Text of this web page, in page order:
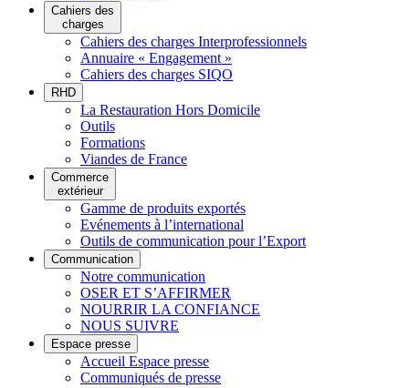
Cahiers des
charges
Cahiers des charges Interprofessionnels
Annuaire « Engagement »
Cahiers des charges SIQO
RHD
La Restauration Hors Domicile
Outils
Formations
Viandes de France
Commerce
extérieur
Gamme de produits exportés
Evénements à l’international
Outils de communication pour l’Export
Communication
Notre communication
OSER ET S’AFFIRMER
NOURRIR LA CONFIANCE
NOUS SUIVRE
Espace presse
Accueil Espace presse
Communiqués de presse